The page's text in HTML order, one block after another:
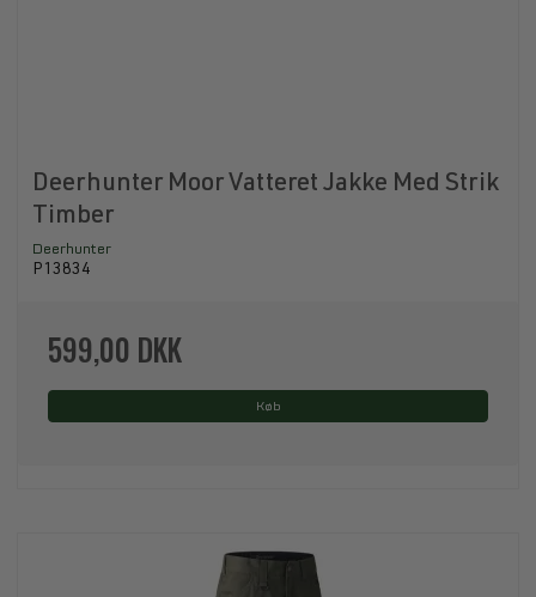
Deerhunter Moor Vatteret Jakke Med Strik
Timber
Deerhunter
P13834
599,00 DKK
Køb